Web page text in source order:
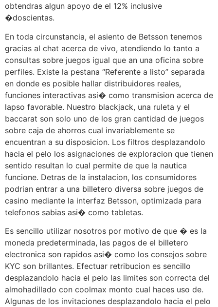
obtendras algun apoyo de el 12% inclusive
�doscientas.
En toda circunstancia, el asiento de Betsson tenemos
gracias al chat acerca de vivo, atendiendo lo tanto a
consultas sobre juegos igual que an una oficina sobre
perfiles. Existe la pestana “Referente a listo” separada
en donde es posible hallar distribuidores reales,
funciones interactivas asi� como transmision acerca de
lapso favorable. Nuestro blackjack, una ruleta y el
baccarat son solo uno de los gran cantidad de juegos
sobre caja de ahorros cual invariablemente se
encuentran a su disposicion. Los filtros desplazandolo
hacia el pelo los asignaciones de exploracion que tienen
sentido resultan lo cual permite de que la nautica
funcione. Detras de la instalacion, los consumidores
podrian entrar a una billetero diversa sobre juegos de
casino mediante la interfaz Betsson, optimizada para
telefonos sabias asi� como tabletas.
Es sencillo utilizar nosotros por motivo de que � es la
moneda predeterminada, las pagos de el billetero
electronica son rapidos asi� como los consejos sobre
KYC son brillantes. Efectuar retribucion es sencillo
desplazandolo hacia el pelo las limites son correcta del
almohadillado con coolmax monto cual haces uso de.
Algunas de los invitaciones desplazandolo hacia el pelo